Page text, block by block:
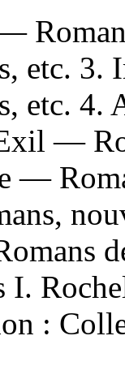
etc.
etc.
—
—
I.
: